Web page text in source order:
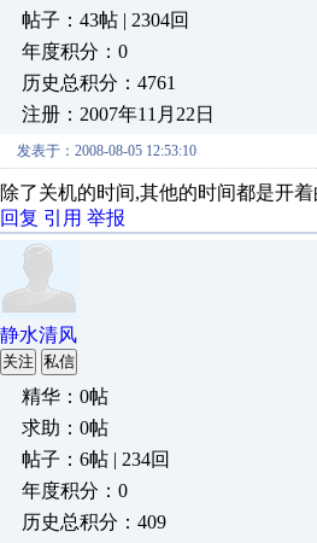
帖子：43帖 | 2304回
年度积分：0
历史总积分：4761
注册：2007年11月22日
发表于：2008-08-05 12:53:10
除了关机的时间,其他的时间
回复 引用 举报
静水清风
关注 私信
精华：0帖
求助：0帖
帖子：6帖 | 234回
年度积分：0
历史总积分：409